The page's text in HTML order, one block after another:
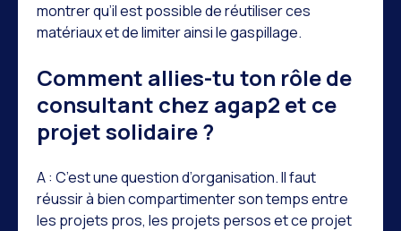
montrer qu’il est possible de réutiliser ces
matériaux et de limiter ainsi le gaspillage.
Comment allies-tu ton rôle de
consultant chez agap2 et ce
projet solidaire ?
A : C’est une question d’organisation. Il faut
réussir à bien compartimenter son temps entre
les projets pros, les projets persos et ce projet